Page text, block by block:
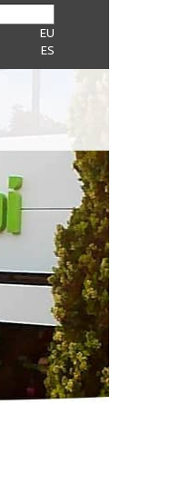
EU
ES